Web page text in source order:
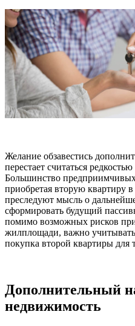
Желание обзавестись
перестает считаться
Большинство
приобретая вторую квартиру
преследуют мысль о
сформировать будущий
помимо возможных рисков
жилплощади, важно
покупка второй квартиры для
Дополнительный
недвижимость